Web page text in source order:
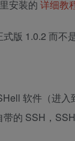
安装的 详细教
版 1.0.2 而不
软件（进
的 SSH，